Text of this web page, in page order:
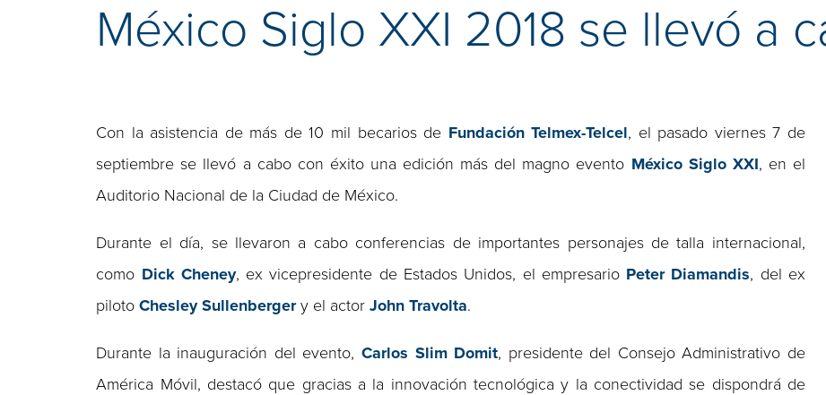
México Siglo XXI 2018 se llevó a
Con la asistencia de más de 10 mil becarios de Fundación Telmex-Telcel, el pasado viernes 7 de
septiembre se llevó a cabo con éxito una edición más del magno evento México Siglo XXI, en el
Auditorio Nacional de la Ciudad de México.
Durante el día, se llevaron a cabo conferencias de importantes personajes de talla internacional,
como Dick Cheney, ex vicepresidente de Estados Unidos, el empresario Peter Diamandis, del ex
pilotoChesley Sullenbergery el actorJohn Travolta.
Durante la inauguración del evento, Carlos Slim Domit, presidente del Consejo Administrativo de
América Móvil, destacó que gracias a la innovación tecnológica y la conectividad se dispondrá de